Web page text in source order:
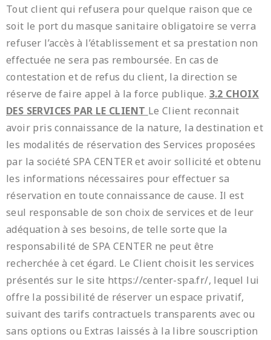
Tout client qui refusera pour quelque raison que ce
soit le port du masque sanitaire obligatoire se verra
refuser l’accès à l’établissement et sa prestation non
effectuée ne sera pas remboursée. En cas de
contestation et de refus du client, la direction se
réserve de faire appel à la force publique. 3.2 CHOIX
DES SERVICES PAR LE CLIENT Le Client reconnait
avoir pris connaissance de la nature, la destination et
les modalités de réservation des Services proposées
par la société SPA CENTER et avoir sollicité et obtenu
les informations nécessaires pour effectuer sa
réservation en toute connaissance de cause. Il est
seul responsable de son choix de services et de leur
adéquation à ses besoins, de telle sorte que la
responsabilité de SPA CENTER ne peut être
recherchée à cet égard. Le Client choisit les services
présentés sur le site https://center-spa.fr/, lequel lui
offre la possibilité de réserver un espace privatif,
suivant des tarifs contractuels transparents avec ou
sans options ou Extras laissés à la libre souscription